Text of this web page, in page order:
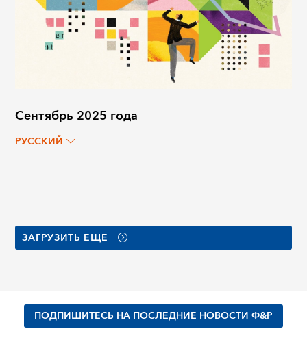
Сентябрь 2025 года
РУССКИЙ
ЗАГРУЗИТЬ ЕЩЕ
ПОДПИШИТЕСЬ НА ПОСЛЕДНИЕ НОВОСТИ Ф&Р